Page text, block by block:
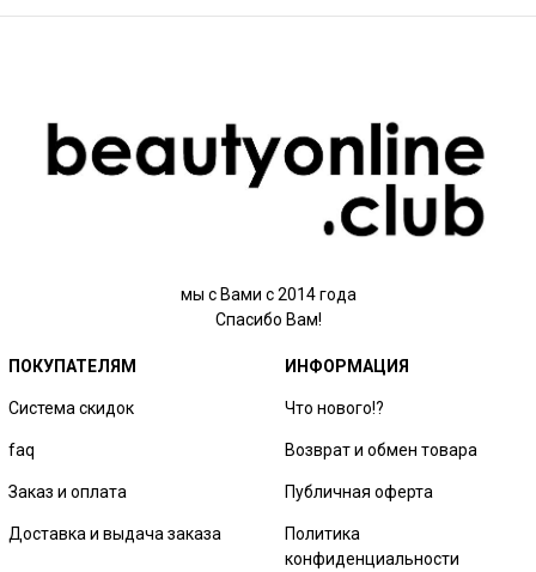
мы с Вами с 2014 года
Спасибо Вам!
ПОКУПАТЕЛЯМ
Система скидок
faq
Заказ и оплата
Доставка и выдача заказа
ИНФОРМАЦИЯ
Что нового!?
Возврат и обмен товара
Публичная оферта
Политика
конфиденциальности